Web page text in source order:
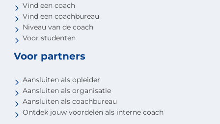
Vind een coach
Vind een coachbureau
Niveau van de coach
Voor studenten
Voor partners
Aansluiten als opleider
Aansluiten als organisatie
Aansluiten als coachbureau
Ontdek jouw voordelen als interne coach